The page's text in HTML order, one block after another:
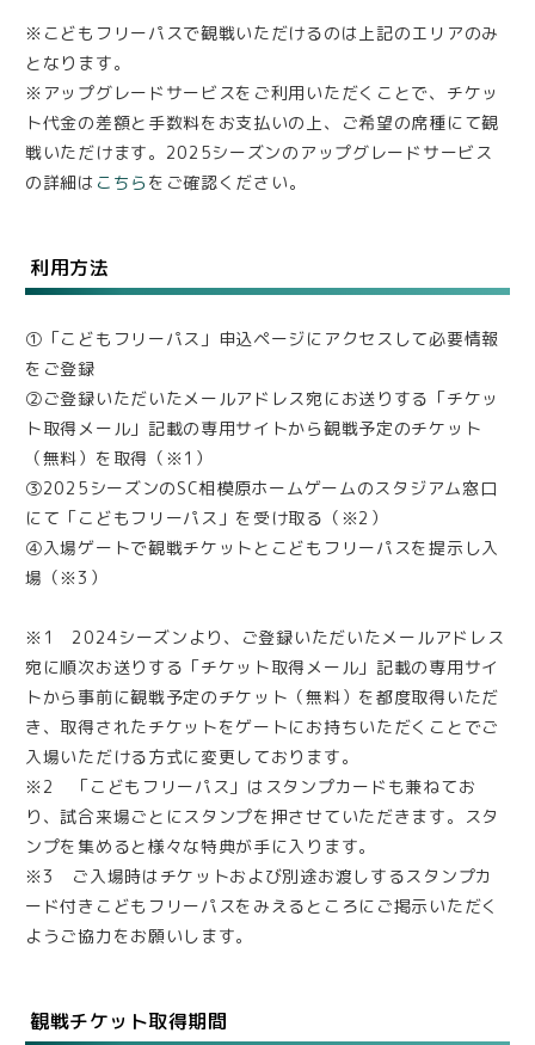
※こどもフリーパスで観戦いただけるのは上記のエリアのみ
となります。
※アップグレードサービスをご利用いただくことで、チケッ
ト代金の差額と手数料をお支払いの上、ご希望の席種にて観
戦いただけます。2025シーズンのアップグレードサービス
の詳細は こちら をご確認ください。
利用方法
①「こどもフリーパス」申込ページにアクセスして必要情報
をご登録
②ご登録いただいたメールアドレス宛にお送りする「チケッ
ト取得メール」記載の専用サイトから観戦予定のチケット
（無料）を取得（※1）
③2025シーズンのSC相模原ホームゲームのスタジアム窓口
にて「こどもフリーパス」を受け取る（※2）
④入場ゲートで観戦チケットとこどもフリーパスを提示し入
場（※3）
※1 2024シーズンより、ご登録いただいたメールアドレス
宛に順次お送りする「チケット取得メール」記載の専用サイ
トから事前に観戦予定のチケット（無料）を都度取得いただ
き、取得されたチケットをゲートにお持ちいただくことでご
入場いただける方式に変更しております。
※2 「こどもフリーパス」はスタンプカードも兼ねてお
り、試合来場ごとにスタンプを押させていただきます。スタ
ンプを集めると様々な特典が手に入ります。
※3 ご入場時はチケットおよび別途お渡しするスタンプカ
ード付きこどもフリーパスをみえるところにご掲示いただく
ようご協力をお願いします。
観戦チケット取得期間